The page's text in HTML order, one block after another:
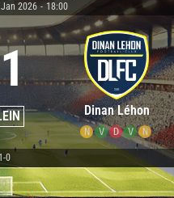
2026 - 18:00
1
Dinan Léhon
N V D V N
0